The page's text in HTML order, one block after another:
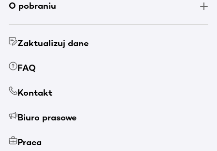
O pobraniu
Zaktualizuj dane
FAQ
Kontakt
Biuro prasowe
Praca